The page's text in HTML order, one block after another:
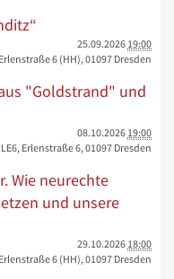
25.09.2026 19:00
6 (HH), 01097 Dresden
"Goldstrand" und
08.10.2026 19:00
Erlenstraße 6, 01097 Dresden
Wie neurechte
und unsere
29.10.2026 18:00
6 (HH), 01097 Dresden